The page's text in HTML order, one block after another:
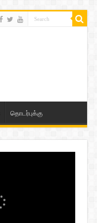
தொடர்புக்கு